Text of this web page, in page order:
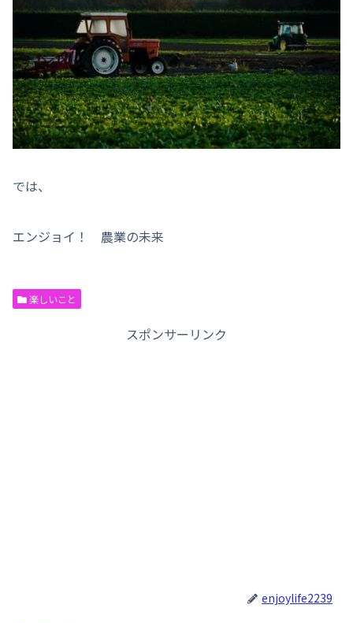
では、
エンジョイ！ 農業の未来
楽しいこと
スポンサーリンク
enjoylife2239